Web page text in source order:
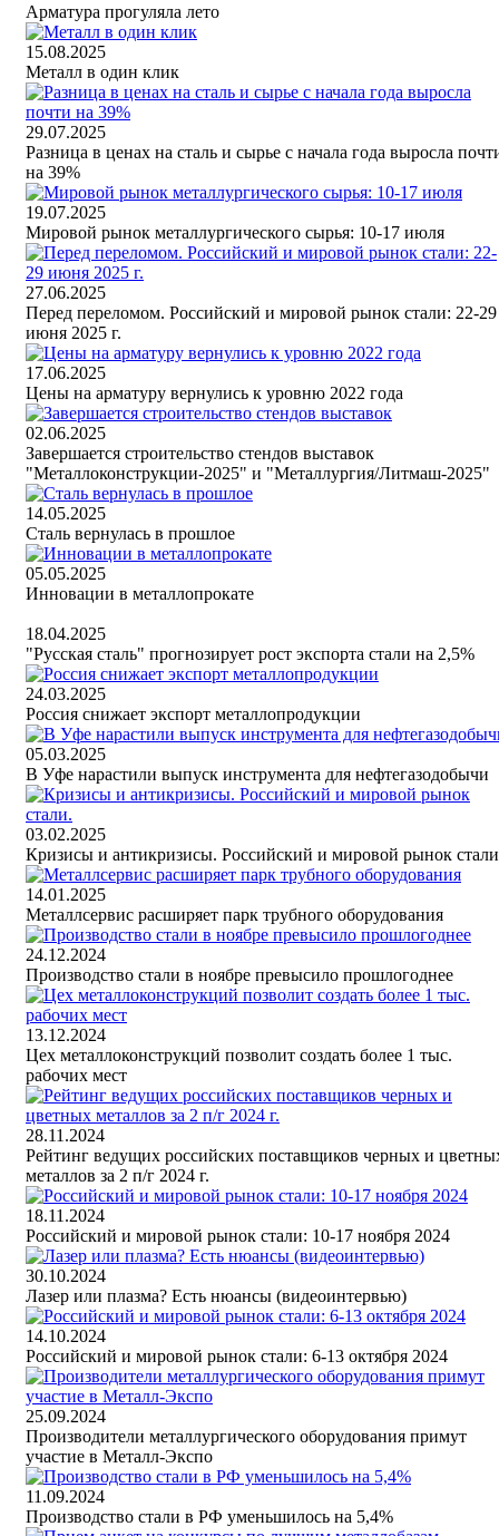
Арматура прогуляла лето
15.08.2025
Металл в один клик
29.07.2025
Разница в ценах на сталь и сырье с начала года выросла
на 39%
19.07.2025
Мировой рынок металлургического сырья: 10-17 июля
27.06.2025
Перед переломом. Российский и мировой рынок стали: 22-29
июня 2025 г.
17.06.2025
Цены на арматуру вернулись к уровню 2022 года
02.06.2025
Завершается строительство стендов выставок
"Металлоконструкции-2025" и "Металлургия/Литмаш-2025"
14.05.2025
Сталь вернулась в прошлое
05.05.2025
Инновации в металлопрокате
18.04.2025
"Русская сталь" прогнозирует рост экспорта стали на 2,5%
24.03.2025
Россия снижает экспорт металлопродукции
05.03.2025
В Уфе нарастили выпуск инструмента для нефтегазодобычи
03.02.2025
Кризисы и антикризисы. Российский и мировой рынок
14.01.2025
Металлсервис расширяет парк трубного оборудования
24.12.2024
Производство стали в ноябре превысило прошлогоднее
13.12.2024
Цех металлоконструкций позволит создать более 1 тыс.
рабочих мест
28.11.2024
Рейтинг ведущих российских поставщиков черных и
металлов за 2 п/г 2024 г.
18.11.2024
Российский и мировой рынок стали: 10-17 ноября 2024
30.10.2024
Лазер или плазма? Есть нюансы (видеоинтервью)
14.10.2024
Российский и мировой рынок стали: 6-13 октября 2024
25.09.2024
Производители металлургического оборудования примут
участие в Металл-Экспо
11.09.2024
Производство стали в РФ уменьшилось на 5,4%